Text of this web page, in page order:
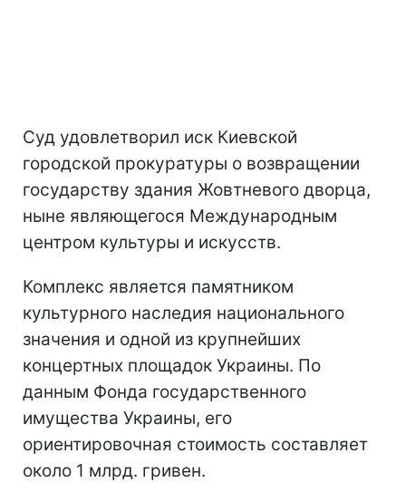
Суд удовлетворил иск Киевской
городской прокуратуры о возвращении
государству здания Жовтневого дворца,
ныне являющегося Международным
центром культуры и искусств.
Комплекс является памятником
культурного наследия национального
значения и одной из крупнейших
концертных площадок Украины. По
данным Фонда государственного
имущества Украины, его
ориентировочная стоимость составляет
около 1 млрд. гривен.